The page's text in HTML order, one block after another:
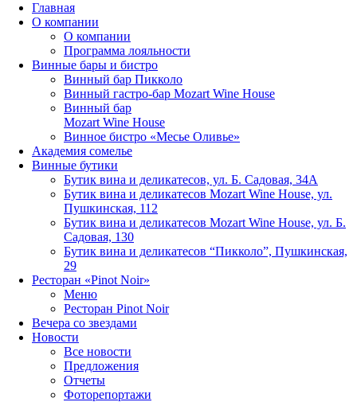
Главная
О компании
О компании
Программа лояльности
Винные бары и бистро
Винный бар Пикколо
Винный гастро-бар Mozart Wine House
Винный бар
Mozart Wine House
Винное бистро «Месье Оливье»
Академия сомелье
Винные бутики
Бутик вина и деликатесов, ул. Б. Садовая, 34А
Бутик вина и деликатесов Mozart Wine House, ул.
Пушкинская, 112
Бутик вина и деликатесов Mozart Wine House, ул. Б.
Садовая, 130
Бутик вина и деликатесов “Пикколо”, Пушкинская,
29
Ресторан «Pinot Noir»
Меню
Ресторан Pinot Noir
Вечера со звездами
Новости
Все новости
Предложения
Отчеты
Фоторепортажи